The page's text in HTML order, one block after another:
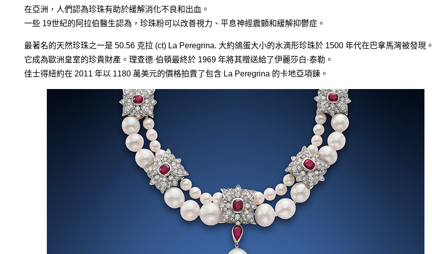
在亞洲，人們認為珍珠有助於緩解消化不良和出血。
一些 19世紀的阿拉伯醫生認為，珍珠粉可以改善視力、平息神經震顫和緩解抑鬱症。
最著名的天然珍珠之一是 50.56 克拉 (ct) La Peregrina. 大約鴿蛋大小的水滴形珍珠於 1500 年代在巴拿馬灣被發現。
它成為歐洲皇室的珍貴財產。理查德·伯頓最終於 1969 年將其贈送給了伊麗莎白·泰勒。
佳士得紐約在 2011 年以 1180 萬美元的價格拍賣了包含 La Peregrina 的卡地亞項鍊。